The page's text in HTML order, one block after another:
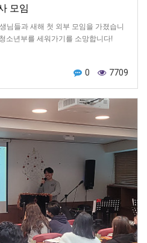
모임
님들과 새해 첫 외부 모임을 가졌습니
소년부를 세워가기를 소망합니다!​
0 7709